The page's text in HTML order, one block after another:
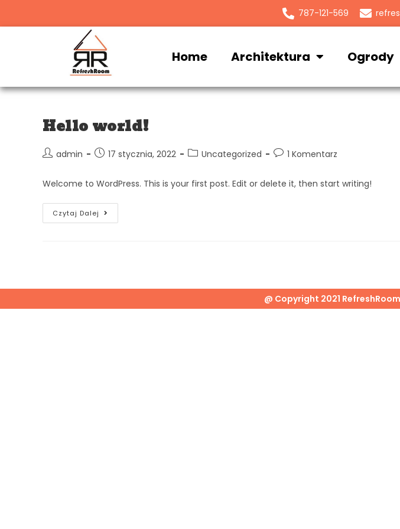
787-121-569
Home Architektura Ogrody
Hello world!
admin 17 stycznia, 2022 Uncategorized 1 Komentarz
Welcome to WordPress. This is your first post. Edit or delete it, then start writing!
Czytaj Dalej
@ Copyright 2021